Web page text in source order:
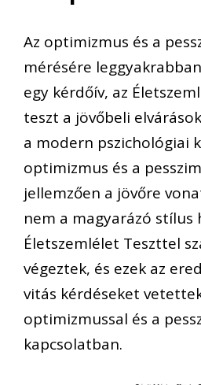
Az optimizmus és a
mérésére
egy kérdőív, az
teszt a jövőbeli
a modern pszichológiai
optimizmus és a
jellemzően a jövőre
nem a magyarázó stílus
Életszemlélet Teszttel
végeztek, és ezek az
vitás kérdéseket
optimizmussal és a
kapcsolatban.